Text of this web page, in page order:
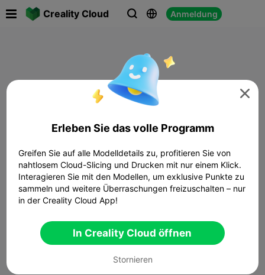
Creality Cloud   Anmeldung

Erleben Sie das volle Programm
Greifen Sie auf alle Modelldetails zu, profitieren Sie von
nahtlosem Cloud-Slicing und Drucken mit nur einem Klick.
Interagieren Sie mit den Modellen, um exklusive Punkte zu
sammeln und weitere Überraschungen freizuschalten – nur
in der Creality Cloud App!
In Creality Cloud öffnen
Stornieren